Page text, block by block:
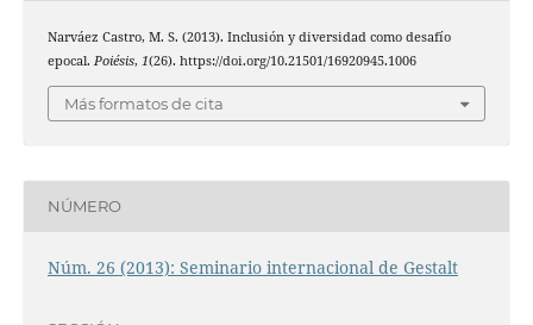
Narváez Castro, M. S. (2013). Inclusión y diversidad como desafío
epocal. Poiésis, 1(26). https://doi.org/10.21501/16920945.1006
Más formatos de cita
NÚMERO
Núm. 26 (2013): Seminario internacional de Gestalt